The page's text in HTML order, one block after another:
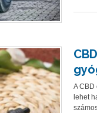
A CBD
lehet